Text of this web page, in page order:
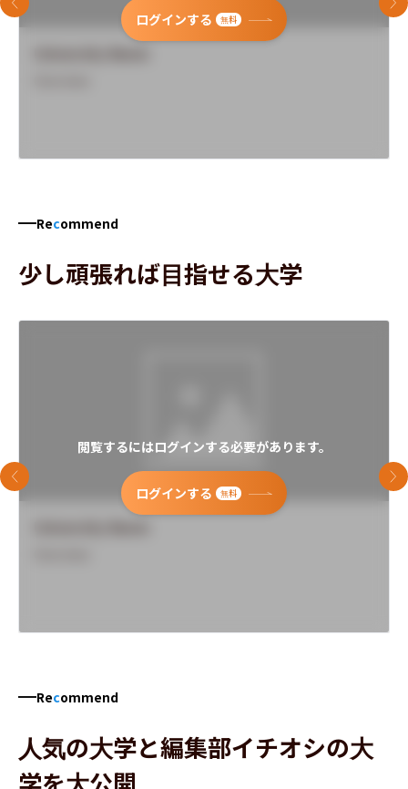
ログインする 無料
前のスライド 次
Recommend
少し頑張れば目指せる大学
閲覧するにはログインする必要があります。
ログインする 無料
前のスライド 次
Recommend
人気の大学と編集部イチオシの大
学を大公開